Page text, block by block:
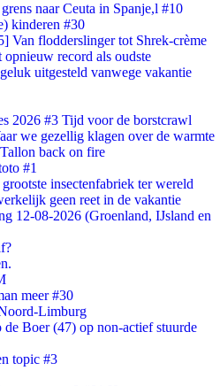
naar Ceuta in Spanje,l #10
kinderen #30
Van flodderslinger tot Shrek-crème
record als oudste
uitgesteld vanwege vakantie
2026 #3 Tijd voor de borstcrawl
we gezellig klagen over de warmte
back on fire
#1
insectenfabriek ter wereld
geen reet in de vakantie
12-08-2026 (Groenland, IJsland en
meer #30
Limburg
Boer (47) op non-actief stuurde
topic #3